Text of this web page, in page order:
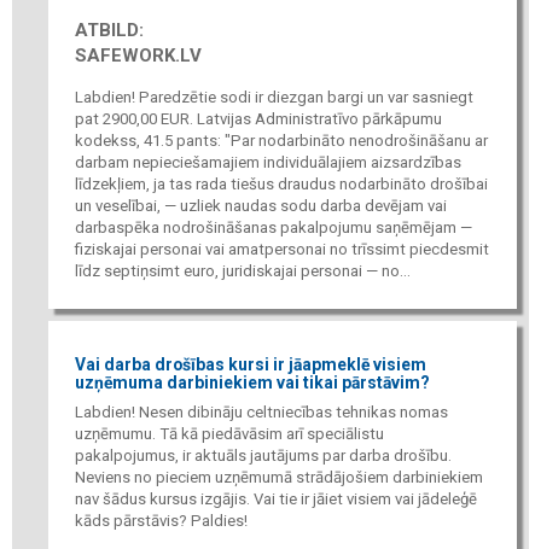
ATBILD:
SAFEWORK.LV
Labdien! Paredzētie sodi ir diezgan bargi un var sasniegt
pat 2900,00 EUR. Latvijas Administratīvo pārkāpumu
kodekss, 41.5 pants: "Par nodarbināto nenodrošināšanu ar
darbam nepieciešamajiem individuālajiem aizsardzības
līdzekļiem, ja tas rada tiešus draudus nodarbināto drošībai
un veselībai, — uzliek naudas sodu darba devējam vai
darbaspēka nodrošināšanas pakalpojumu saņēmējam —
fiziskajai personai vai amatpersonai no trīssimt piecdesmit
līdz septiņsimt euro, juridiskajai personai — no...
Vai darba drošības kursi ir jāapmeklē visiem
uzņēmuma darbiniekiem vai tikai pārstāvim?
Labdien! Nesen dibināju celtniecības tehnikas nomas
uzņēmumu. Tā kā piedāvāsim arī speciālistu
pakalpojumus, ir aktuāls jautājums par darba drošību.
Neviens no pieciem uzņēmumā strādājošiem darbiniekiem
nav šādus kursus izgājis. Vai tie ir jāiet visiem vai jādeleģē
kāds pārstāvis? Paldies!